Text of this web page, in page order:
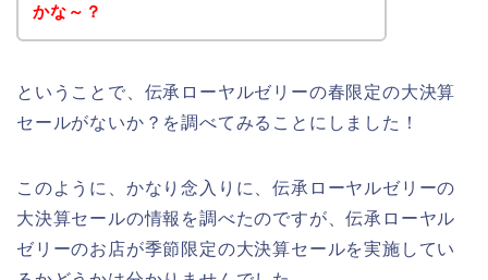
かな～？
ということで、伝承ローヤルゼリーの春限定の大決算
セールがないか？を調べてみることにしました！
このように、かなり念入りに、伝承ローヤルゼリーの
大決算セールの情報を調べたのですが、伝承ローヤル
ゼリーのお店が季節限定の大決算セールを実施してい